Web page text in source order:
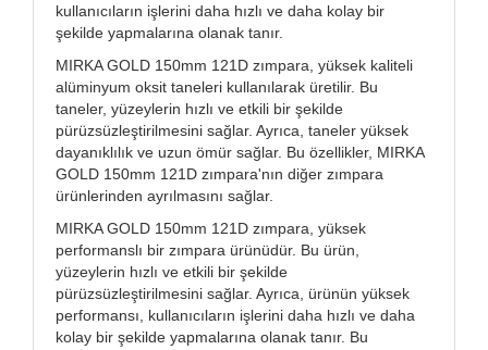
kullanıcıların işlerini daha hızlı ve daha kolay bir
şekilde yapmalarına olanak tanır.
MIRKA GOLD 150mm 121D zımpara, yüksek kaliteli
alüminyum oksit taneleri kullanılarak üretilir. Bu
taneler, yüzeylerin hızlı ve etkili bir şekilde
pürüzsüzleştirilmesini sağlar. Ayrıca, taneler yüksek
dayanıklılık ve uzun ömür sağlar. Bu özellikler, MIRKA
GOLD 150mm 121D zımpara'nın diğer zımpara
ürünlerinden ayrılmasını sağlar.
MIRKA GOLD 150mm 121D zımpara, yüksek
performanslı bir zımpara ürünüdür. Bu ürün,
yüzeylerin hızlı ve etkili bir şekilde
pürüzsüzleştirilmesini sağlar. Ayrıca, ürünün yüksek
performansı, kullanıcıların işlerini daha hızlı ve daha
kolay bir şekilde yapmalarına olanak tanır. Bu